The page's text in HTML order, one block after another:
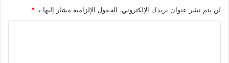
لن يتم نشر عنوان بريدك الإلكتروني. الحقول الإلزامية مشار إليها بـ *